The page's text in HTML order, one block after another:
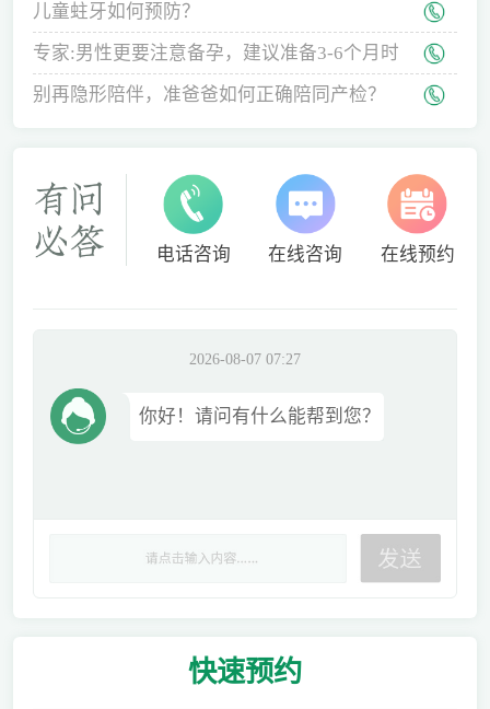
儿童蛀牙如何预防？
专家:男性更要注意备孕，建议准备3-6个月时
间
别再隐形陪伴，准爸爸如何正确陪同产检？
电话咨询 在线咨询 在线预约
2026-08-07 07:27
你好！请问有什么能帮到您？
快速预约